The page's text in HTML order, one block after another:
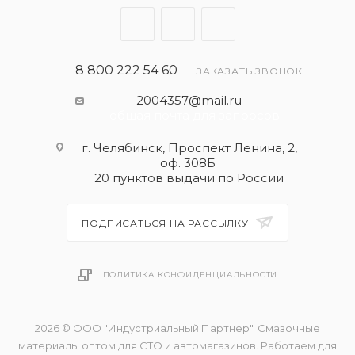
VW 507.008 800 222 54 60 ЗАКАЗАТЬ ЗВОНОК
2004357@mail.ru
г. Челябинск, Проспект Ленина, 2,
оф. 308Б
20 пунктов выдачи по России
ПОДПИСАТЬСЯ НА РАССЫЛКУ
ПОЛИТИКА КОНФИДЕНЦИАЛЬНОСТИ
2026 © ООО "Индустриальный Партнер". Смазочные
материалы оптом для СТО и автомагазинов. Работаем для